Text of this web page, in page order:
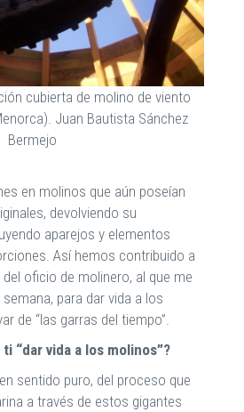
cubierta de molino de viento
Juan Bautista Sánchez
Bermejo
en molinos que aún poseían
devolviendo su
aparejos y elementos
Así hemos contribuido a
oficio de molinero, al que me
para dar vida a los
de “las garras del tiempo”.
“dar vida a los molinos”?
sentido puro, del proceso que
a través de estos gigantes